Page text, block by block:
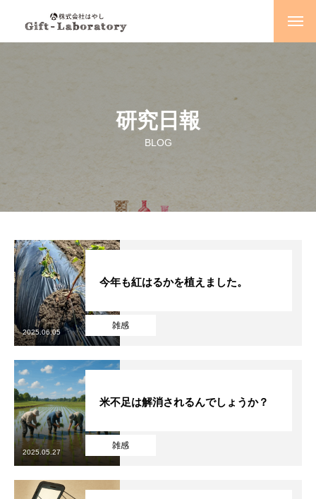
会社沿革
BUSINESS
業務概要
商品紹介
PRODUCTS
長野土産
横浜土産
LABORATORY
研究日報
BLOG
雑感
今年も紅はるかを植えました。
2025.06.05
雑感
米不足は解消されるんでしょうか？
2025.05.27